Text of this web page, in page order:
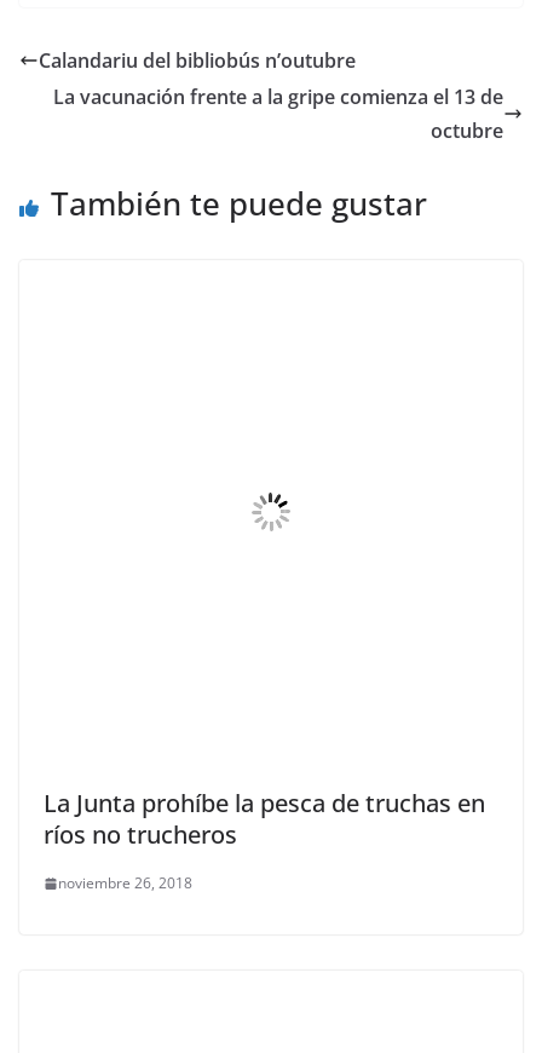
Calandariu del bibliobús n’outubre
La vacunación frente a la gripe comienza el 13 de
octubre
También te puede gustar
La Junta prohíbe la pesca de truchas en
ríos no trucheros
noviembre 26, 2018